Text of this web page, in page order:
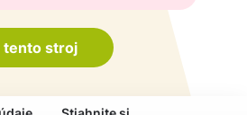
tento stroj